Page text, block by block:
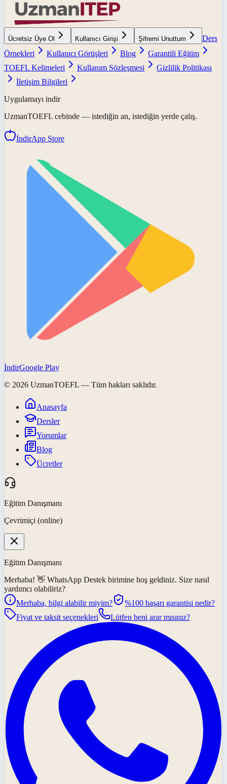
Ücretsiz Üye Ol Kullanıcı Girişi Şifremi Unuttum
Ders
Örnekleri
Kullanıcı Görüşleri Blog
Garantili Eğitim
TOEFL Kelimeleri
Kullanım Sözleşmesi
Gizlilik Politikası
İletişim Bilgileri
Uygulamayı indir
UzmanTOEFL cebinde — istediğin an, istediğin yerde çalış.
İndirApp Store
İndirGoogle Play
© 2026 UzmanTOEFL — Tüm hakları saklıdır.
Anasayfa
Dersler
Yorumlar
Blog
Ücretler
Eğitim Danışmanı
Çevrimiçi (online)
Eğitim Danışmanı
Merhaba! 👋 WhatsApp Destek birimine hoş geldiniz. Size nasıl
yardımcı olabiliriz?
Merhaba, bilgi alabilir miyim?
%100 başarı garantisi nedir?
Fiyat ve taksit seçenekleri
Lütfen beni arar mısınız?